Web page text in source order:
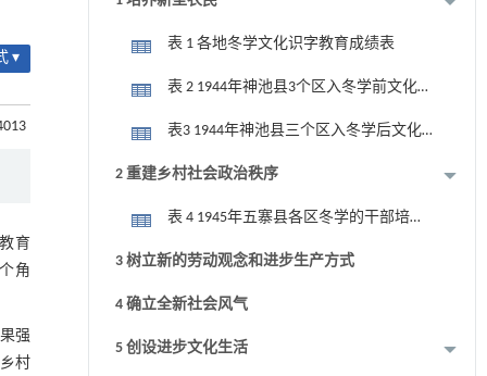
▾
育
角
强
村
表 1 各地冬学文化识字教育成绩表
表 2 1944年神池县3个区入冬学前文化程
度统计表［4］单位： 人
表3 1944年神池县三个区入冬学后文化
程度统计表［4］单位： 人
2 重建乡村社会政治秩序
表 4 1945年五寨县各区冬学的干部培养
情况表［16］单位： 人
3 树立新的劳动观念和进步生产方式
4 确立全新社会风气
5 创设进步文化生活